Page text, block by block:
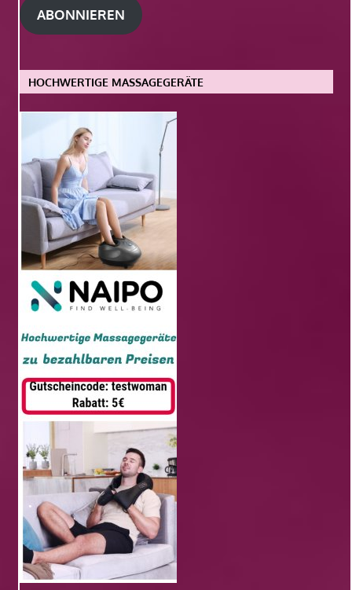
ABONNIEREN
HOCHWERTIGE MASSAGEGERÄTE